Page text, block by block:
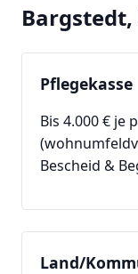
Pflegekasse
Bis 4.000 € je
Bescheid &
Land/